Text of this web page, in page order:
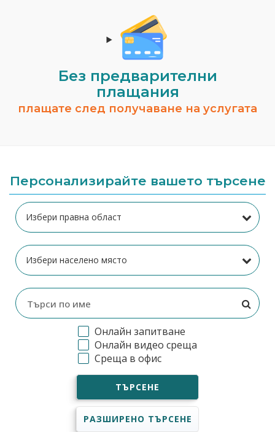
Без предварителни
плащания
плащате след получаване на услугата
Персонализирайте вашето търсене
Онлайн запитване
Онлайн видео среща
Среща в офис
ТЪРСЕНЕ
РАЗШИРЕНО ТЪРСЕНЕ